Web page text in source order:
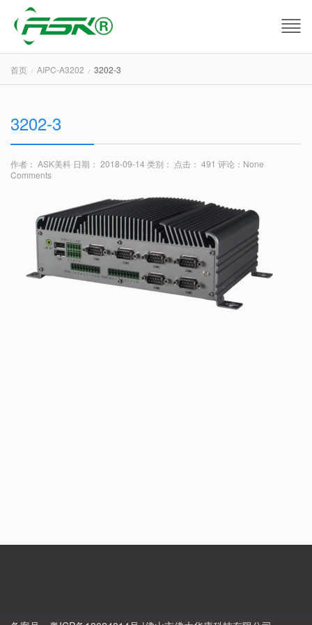
首页 AIPC-A3202 3202-3
3202-3
作者： ASK美科 日期： 2018-09-14 类别： 点击： 491 评论： None
Comments